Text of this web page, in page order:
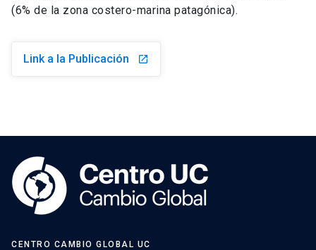
(6% de la zona costero-marina patagónica).
Link a la Publicación launch
CENTRO CAMBIO GLOBAL UC